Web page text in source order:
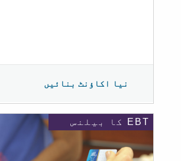
نیا اکاؤنٹ بنائیں
EBT کا بیلنس